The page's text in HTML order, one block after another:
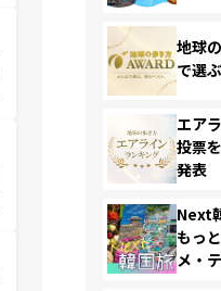
地球
で選
エア
投票
発表
Next
もっ
メ・